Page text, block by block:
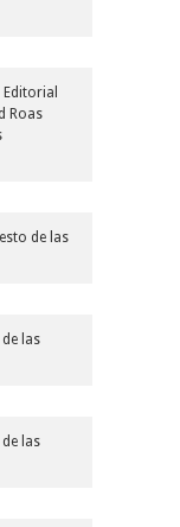
Roas
de las
las
las